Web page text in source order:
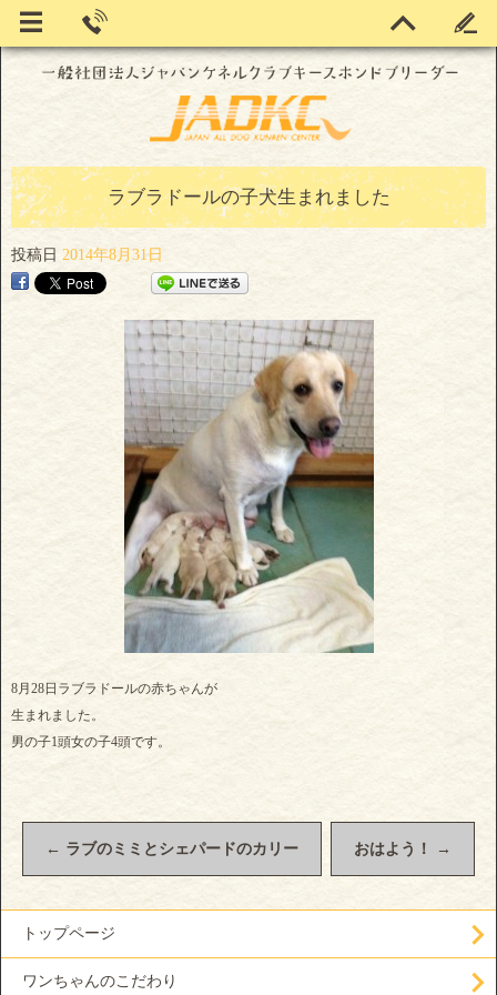
ラブラドールの子犬生まれました
投稿日 2014年8月31日
8月28日ラブラドールの赤ちゃんが
生まれました。
男の子1頭女の子4頭です。
← ラブのミミとシェパードのカリー おはよう！ →
トップページ
ワンちゃんのこだわり